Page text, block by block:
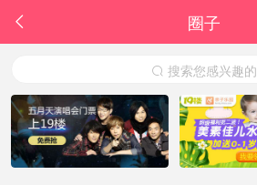
 圈子
 搜索您感兴趣的